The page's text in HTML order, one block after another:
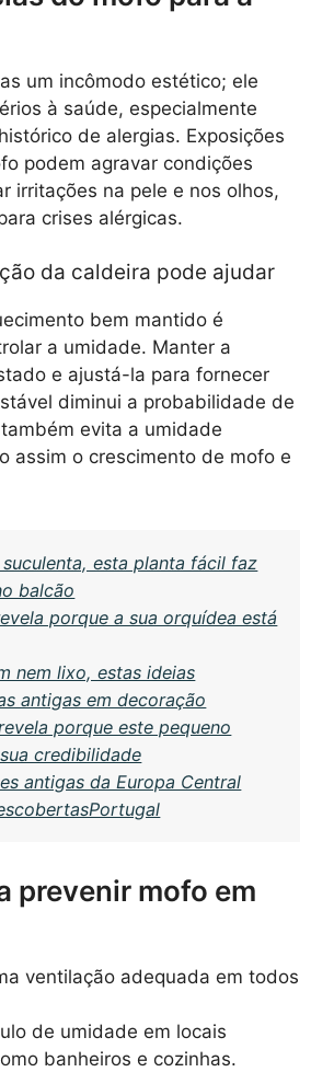
um incômodo estético; ele
à saúde, especialmente
de alergias. Exposições
podem agravar condições
irritações na pele e nos olhos,
crises alérgicas.
da caldeira pode ajudar
bem mantido é
a umidade. Manter a
e ajustá-la para fornecer
diminui a probabilidade de
evita a umidade
assim o crescimento de mofo e
esta planta fácil faz
balcão
porque a sua orquídea está
nem lixo, estas ideias
antigas em decoração
porque este pequeno
credibilidade
antigas da Europa Central
prevenir mofo em
ventilação adequada em todos
de umidade em locais
banheiros e cozinhas.